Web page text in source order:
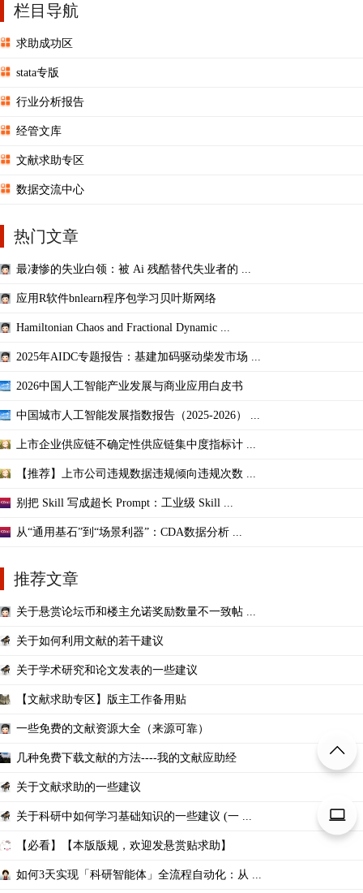
栏目导航
求助成功区
stata专版
行业分析报告
经管文库
文献求助专区
数据交流中心
热门文章
最凄惨的失业白领：被 Ai 残酷替代失业者的 ...
应用R软件bnlearn程序包学习贝叶斯网络
Hamiltonian Chaos and Fractional Dynamic ...
2025年AIDC专题报告：基建加码驱动柴发市场 ...
2026中国人工智能产业发展与商业应用白皮书
中国城市人工智能发展指数报告（2025-2026） ...
上市企业供应链不确定性供应链集中度指标计 ...
【推荐】上市公司违规数据违规倾向违规次数 ...
别把 Skill 写成超长 Prompt：工业级 Skill ...
从“通用基石”到“场景利器”：CDA数据分析 ...
推荐文章
关于悬赏论坛币和楼主允诺奖励数量不一致帖 ...
关于如何利用文献的若干建议
关于学术研究和论文发表的一些建议
【文献求助专区】版主工作备用贴
一些免费的文献资源大全（来源可靠）
几种免费下载文献的方法----我的文献应助经
关于文献求助的一些建议
关于科研中如何学习基础知识的一些建议 (一 ...
【必看】【本版版规，欢迎发悬赏贴求助】
如何3天实现「科研智能体」全流程自动化：从 ...